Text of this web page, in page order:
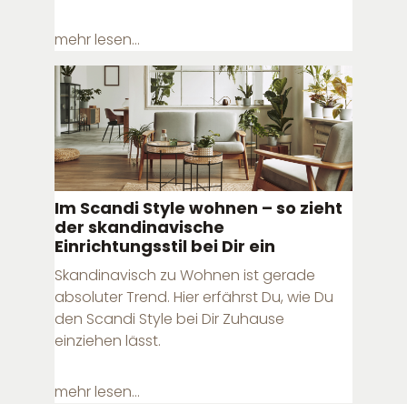
mehr lesen...
Im Scandi Style wohnen – so zieht
der skandinavische
Einrichtungsstil bei Dir ein
Skandinavisch zu Wohnen ist gerade
absoluter Trend. Hier erfährst Du, wie Du
den Scandi Style bei Dir Zuhause
einziehen lässt.
mehr lesen...